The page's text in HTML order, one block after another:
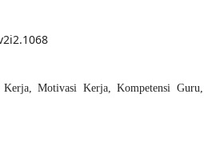
Motivasi Kerja, Kompetensi Guru,